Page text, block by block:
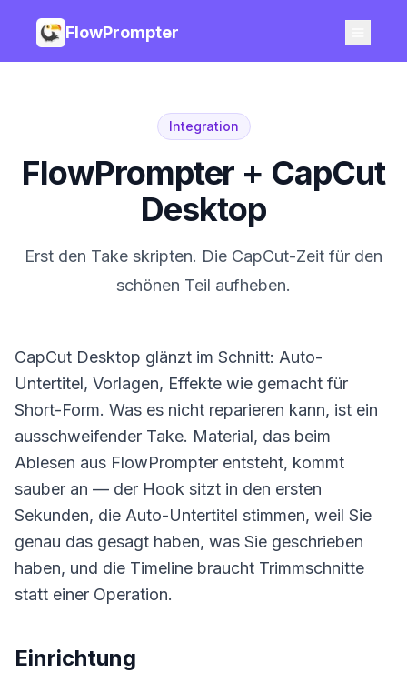
FlowPrompter
Integration
FlowPrompter + CapCut
Desktop
Erst den Take skripten. Die CapCut-Zeit für den
schönen Teil aufheben.
CapCut Desktop glänzt im Schnitt: Auto-
Untertitel, Vorlagen, Effekte wie gemacht für
Short-Form. Was es nicht reparieren kann, ist ein
ausschweifender Take. Material, das beim
Ablesen aus FlowPrompter entsteht, kommt
sauber an — der Hook sitzt in den ersten
Sekunden, die Auto-Untertitel stimmen, weil Sie
genau das gesagt haben, was Sie geschrieben
haben, und die Timeline braucht Trimmschnitte
statt einer Operation.
Einrichtung